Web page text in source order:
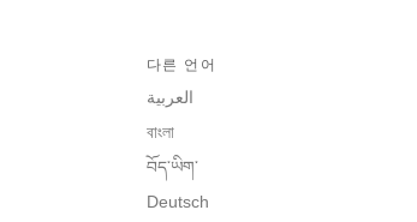
다른 언어
العربية
বাংলা
བོད་ཡིག་
Deutsch